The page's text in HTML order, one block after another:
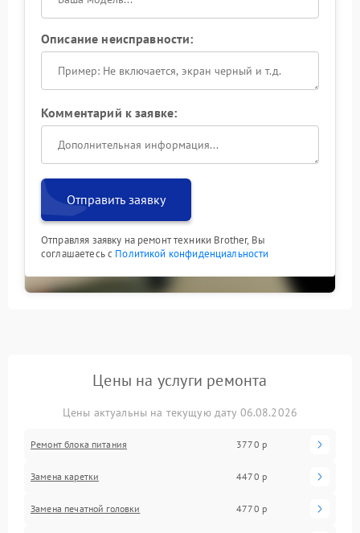
Описание неисправности:
Комментарий к заявке:
Отправить заявку
Отправляя заявку на ремонт техники Brother, Вы
соглашаетесь с Политикой конфиденциальности
Цены на услуги ремонта
Цены актуальны на текущую дату 06.08.2026
Ремонт блока питания 3770 р
Замена каретки 4470 р
Замена печатной головки 4770 р